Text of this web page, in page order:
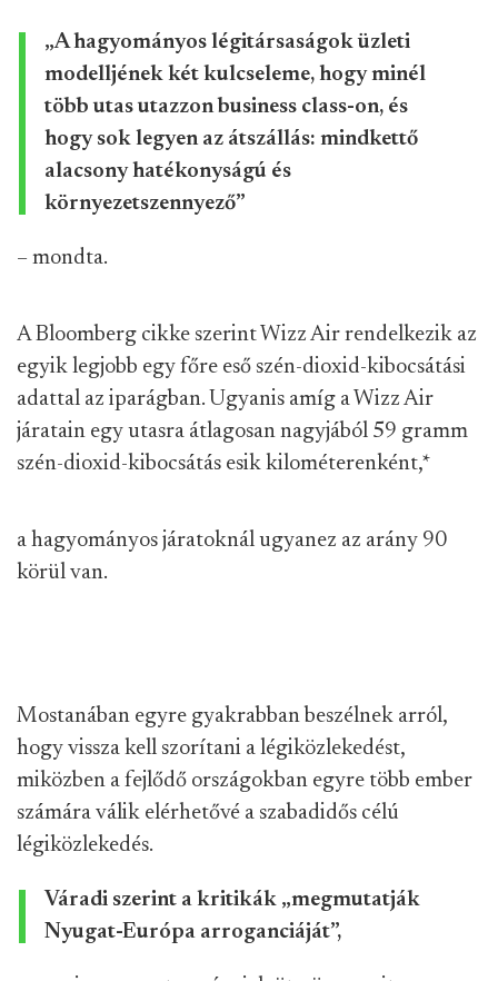
„A hagyományos légitársaságok üzleti
modelljének két kulcseleme, hogy minél
több utas utazzon business class-on, és
hogy sok legyen az átszállás: mindkettő
alacsony hatékonyságú és
környezetszennyező”
– mondta.
A Bloomberg cikke szerint Wizz Air rendelkezik az
egyik legjobb egy főre eső szén-dioxid-kibocsátási
adattal az iparágban. Ugyanis amíg a Wizz Air
járatain egy utasra átlagosan nagyjából 59 gramm
szén-dioxid-kibocsátás esik kilométerenként,*
a hagyományos járatoknál ugyanez az arány 90
körül van.
Mostanában egyre gyakrabban beszélnek arról,
hogy vissza kell szorítani a légiközlekedést,
miközben a fejlődő országokban egyre több ember
számára válik elérhetővé a szabadidős célú
légiközlekedés.
Váradi szerint a kritikák „megmutatják
Nyugat-Európa arroganciáját”,